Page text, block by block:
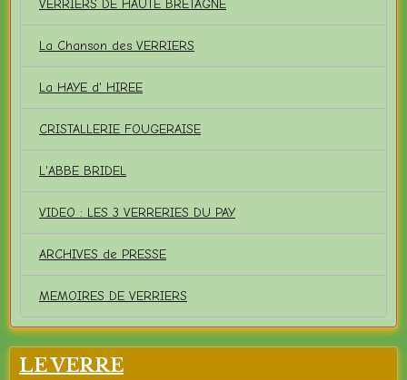
VERRIERS DE HAUTE BRETAGNE
La Chanson des VERRIERS
La HAYE d' HIREE
CRISTALLERIE FOUGERAISE
L'ABBE BRIDEL
VIDEO : LES 3 VERRERIES DU PAY
ARCHIVES de PRESSE
MEMOIRES DE VERRIERS
LE VERRE